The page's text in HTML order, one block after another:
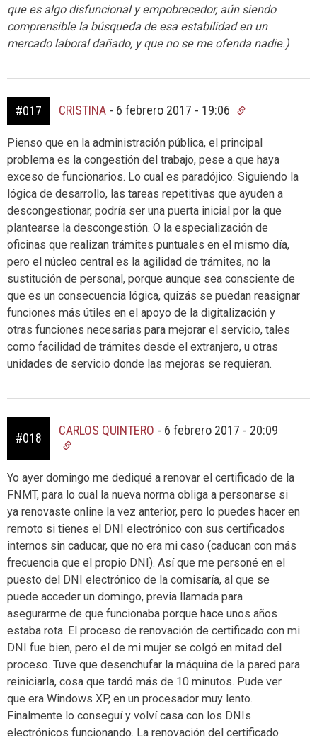
que es algo disfuncional y empobrecedor, aún siendo
comprensible la búsqueda de esa estabilidad en un
mercado laboral dañado, y que no se me ofenda nadie.)
#017 CRISTINA - 6 febrero 2017 - 19:06
Pienso que en la administración pública, el principal
problema es la congestión del trabajo, pese a que haya
exceso de funcionarios. Lo cual es paradójico. Siguiendo la
lógica de desarrollo, las tareas repetitivas que ayuden a
descongestionar, podría ser una puerta inicial por la que
plantearse la descongestión. O la especialización de
oficinas que realizan trámites puntuales en el mismo día,
pero el núcleo central es la agilidad de trámites, no la
sustitución de personal, porque aunque sea consciente de
que es un consecuencia lógica, quizás se puedan reasignar
funciones más útiles en el apoyo de la digitalización y
otras funciones necesarias para mejorar el servicio, tales
como facilidad de trámites desde el extranjero, u otras
unidades de servicio donde las mejoras se requieran.
#018
CARLOS QUINTERO - 6 febrero 2017 - 20:09
Yo ayer domingo me dediqué a renovar el certificado de la
FNMT, para lo cual la nueva norma obliga a personarse si
ya renovaste online la vez anterior, pero lo puedes hacer en
remoto si tienes el DNI electrónico con sus certificados
internos sin caducar, que no era mi caso (caducan con más
frecuencia que el propio DNI). Así que me personé en el
puesto del DNI electrónico de la comisaría, al que se
puede acceder un domingo, previa llamada para
asegurarme de que funcionaba porque hace unos años
estaba rota. El proceso de renovación de certificado con mi
DNI fue bien, pero el de mi mujer se colgó en mitad del
proceso. Tuve que desenchufar la máquina de la pared para
reiniciarla, cosa que tardó más de 10 minutos. Pude ver
que era Windows XP, en un procesador muy lento.
Finalmente lo conseguí y volví casa con los DNIs
electrónicos funcionando. La renovación del certificado